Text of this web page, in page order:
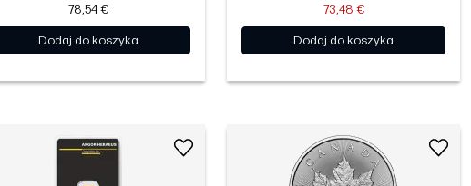
78,54 €
Dodaj do koszyka
73,48 €
Dodaj do koszyka